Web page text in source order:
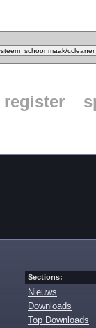
register
Sections:
Nieuws
Downloads
Top Downloads